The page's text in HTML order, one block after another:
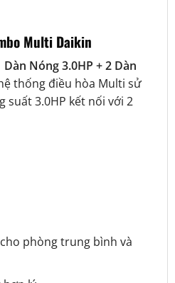
Multi Daikin
Nóng 3.0HP + 2 Dàn
thống điều hòa Multi sử
suất 3.0HP kết nối với 2
phòng trung bình và